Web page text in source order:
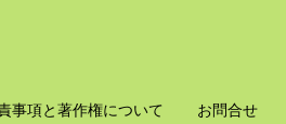
事項と著作権について お問合せ